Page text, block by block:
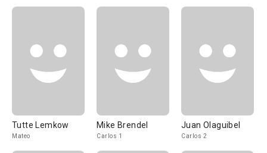
Tutte Lemkow
Mateo
Mike Brendel
Carlos 1
Juan Olaguibel
Carlos 2